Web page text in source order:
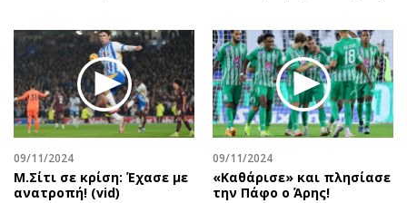
09/11/2024
Μ.Σίτι σε κρίση: Έχασε με
ανατροπή! (vid)
09/11/2024
«Καθάρισε» και πλησίασε
την Πάφο ο Άρης!